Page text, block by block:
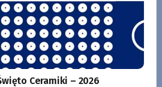
Ceramiki – 2026